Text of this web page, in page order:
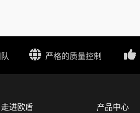
严格的质量控制
走进欧盾 产品中心